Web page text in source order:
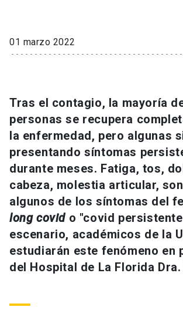
Información para keyboard_arrow_down
Futuros estudiantes
Estudiantes
Académicos
Personal
Alumni launch
Go to english site launch
ACCESOS DIRECTOS
Admisión launch
Mi Cuenta UC
Correo UC launch
Medios
01 marzo 2022
Tras el contagio, la mayoría
personas se recupera
la enfermedad, pero algunas
presentando síntomas
durante meses. Fatiga, tos,
cabeza, molestia articular,
algunos de los síntomas del
long covido "covid
escenario, académicos de la
estudiarán este fenómeno en
del Hospital de La Florida